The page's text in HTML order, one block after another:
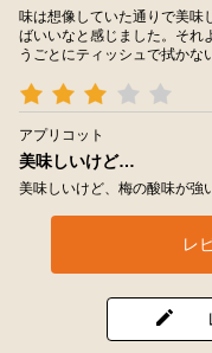
味は想像していた通りで美味
ばいいなと感じました。それ
うごとにティッシュで拭かな
アプリコット
美味しいけど…
美味しいけど、梅の酸味が強
レ